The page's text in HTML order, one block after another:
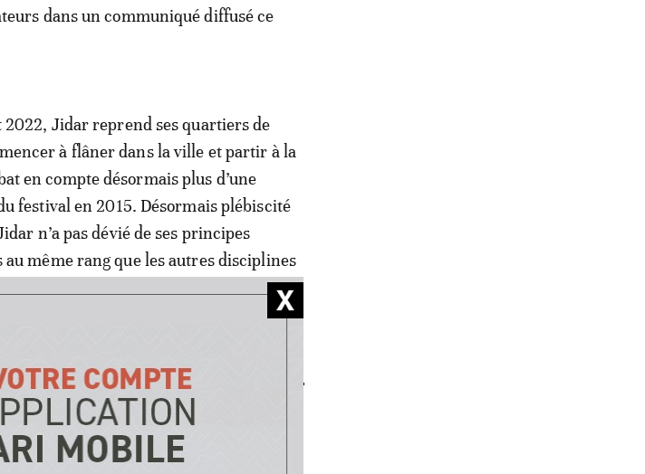
dans un communiqué diffusé ce
Jidar reprend ses quartiers de
à flâner dans la ville et partir à la
en compte désormais plus d’une
festival en 2015. Désormais plébiscité
n’a pas dévié de ses principes
même rang que les autres disciplines
nouveaux horizons, tout en créant les
artistes.
pour «Jidar, toiles de